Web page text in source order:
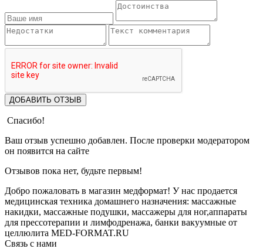
ДОБАВИТЬ ОТЗЫВ
Спасибо!
Ваш отзыв успешно добавлен. После проверки модератором
он появится на сайте
Отзывов пока нет, будьте первым!
Добро пожаловать в магазин медформат! У нас продается
медицинская техника домашнего назначения: массажные
накидки, массажные подушки, массажеры для ног,аппараты
для прессотерапии и лимфодренажа, банки вакуумные от
целлюлита MED-FORMAT.RU
Связь с нами